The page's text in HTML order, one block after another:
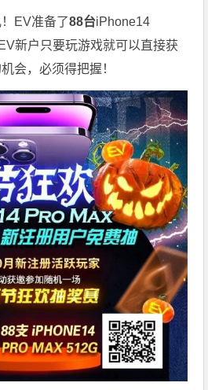
EV准备了88台iPhone14
新户只要玩游戏就可以直接获
会，必须得把握！